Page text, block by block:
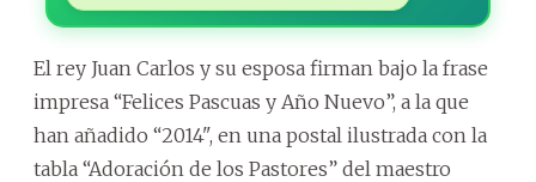
El rey Juan Carlos y su esposa firman bajo la frase
impresa “Felices Pascuas y Año Nuevo”, a la que
han añadido “2014", en una postal ilustrada con la
tabla “Adoración de los Pastores” del maestro